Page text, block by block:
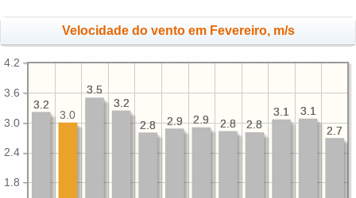
Velocidade do vento em Fevereiro, m/s
1.8
2.4
3.0
3.6
4.2
2.7
3.1
3.1
2.8
2.8
2.9
2.9
2.8
3.2
3.5
3.2
2.7
3.1
3.1
2.8
2.8
2.9
2.9
2.8
3.2
3.5
3.0
3.2